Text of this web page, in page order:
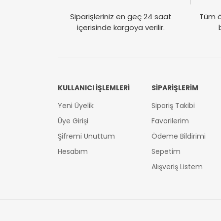
Siparişleriniz en geç 24 saat
içerisinde kargoya verilir.
Tüm
KULLANICI İŞLEMLERİ
Yeni Üyelik
Üye Girişi
Şifremi Unuttum
Hesabım
SİPARİŞLERİM
Sipariş Takibi
Favorilerim
Ödeme Bildirimi
Sepetim
Alışveriş Listem